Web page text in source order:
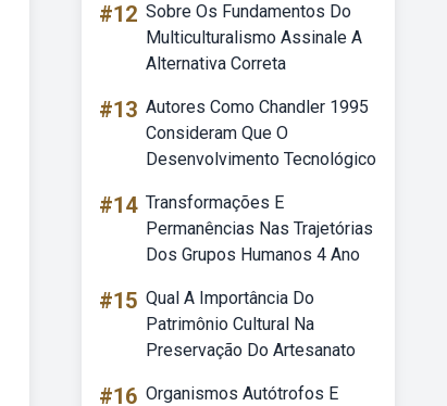
#12 Sobre Os Fundamentos Do
Multiculturalismo Assinale A
Alternativa Correta
#13 Autores Como Chandler 1995
Consideram Que O
Desenvolvimento Tecnológico
#14 Transformações E
Permanências Nas Trajetórias
Dos Grupos Humanos 4 Ano
#15 Qual A Importância Do
Patrimônio Cultural Na
Preservação Do Artesanato
#16 Organismos Autótrofos E